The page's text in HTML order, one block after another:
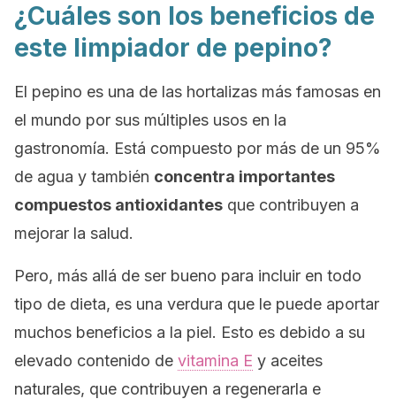
¿Cuáles son los beneficios de
este limpiador de pepino?
El pepino es una de las hortalizas más famosas en
el mundo por sus múltiples usos en la
gastronomía. Está compuesto por más de un 95%
de agua y también concentra importantes
compuestos antioxidantes que contribuyen a
mejorar la salud.
Pero, más allá de ser bueno para incluir en todo
tipo de dieta, es una verdura que le puede aportar
muchos beneficios a la piel. Esto es debido a su
elevado contenido de vitamina E y aceites
naturales, que contribuyen a regenerarla e